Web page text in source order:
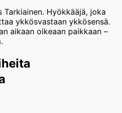
Tarkiainen. Hyökkääjä, joka
ykkösvastaan ykkösensä.
aikaan oikeaan paikkaan –